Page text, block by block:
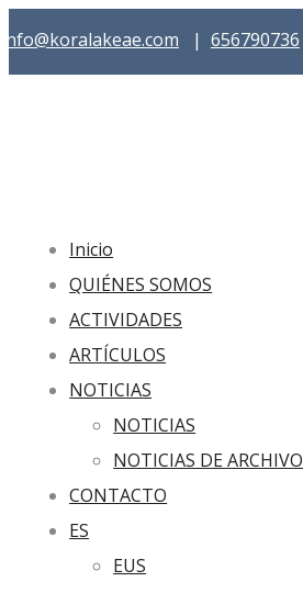
info@koralakeae.com | 656790736
Inicio
QUIÉNES SOMOS
ACTIVIDADES
ARTÍCULOS
NOTICIAS
NOTICIAS
NOTICIAS DE ARCHIVO
CONTACTO
ES
EUS